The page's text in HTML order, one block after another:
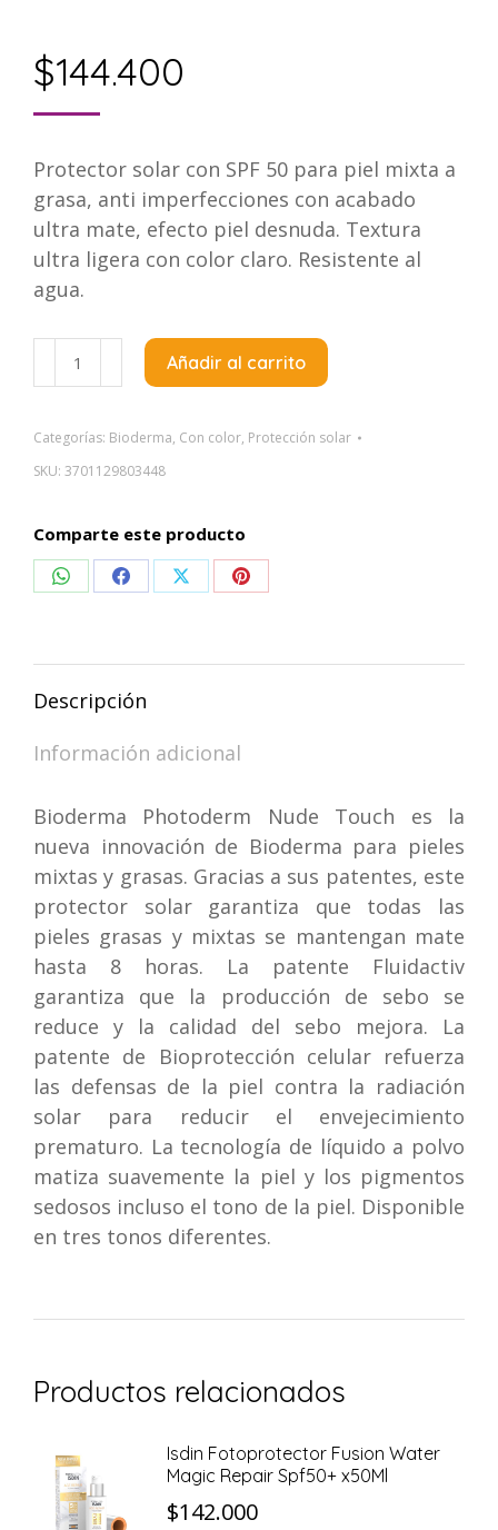
$144.400
Protector solar con SPF 50 para piel mixta a
grasa, anti imperfecciones con acabado
ultra mate, efecto piel desnuda. Textura
ultra ligera con color claro. Resistente al
agua.
Bioderma
Photoderm
Touch
Claire
-
Tono
Claro
Añadir al carrito
Categorías: Bioderma, Con color, Protección solar
SKU: 3701129803448
Comparte este producto
Compartir
WhatsApp
Compartir
Facebook
Compartir
X
Compartir
Pinterest
Descripción
Información adicional
Bioderma Photoderm Nude Touch es la
nueva innovación de Bioderma para pieles
mixtas y grasas. Gracias a sus patentes, este
protector solar garantiza que todas las
pieles grasas y mixtas se mantengan mate
hasta 8 horas. La patente Fluidactiv
garantiza que la producción de sebo se
reduce y la calidad del sebo mejora. La
patente de Bioprotección celular refuerza
las defensas de la piel contra la radiación
solar para reducir el envejecimiento
prematuro. La tecnología de líquido a polvo
matiza suavemente la piel y los pigmentos
sedosos incluso el tono de la piel. Disponible
en tres tonos diferentes.
Productos relacionados
Isdin Fotoprotector Fusion Water
Magic Repair Spf50+ x50Ml
$142.000